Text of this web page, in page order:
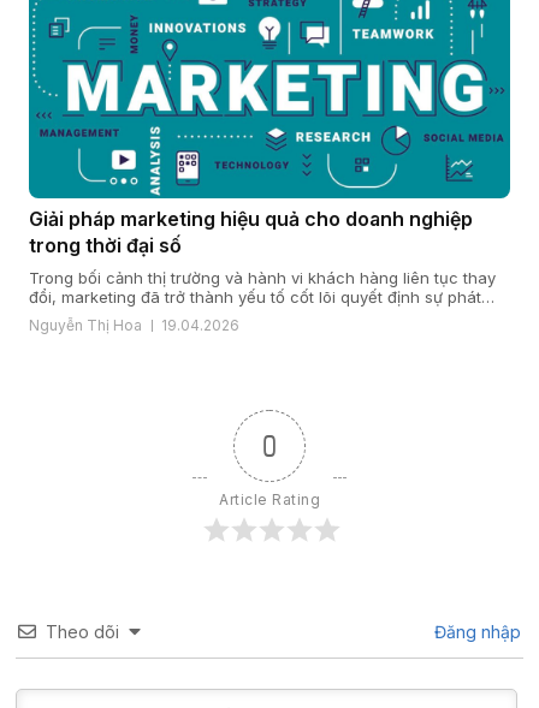
Giải pháp marketing hiệu quả cho doanh nghiệp
trong thời đại số
Trong bối cảnh thị trường và hành vi khách hàng liên tục thay
đổi, marketing đã trở thành yếu tố cốt lõi quyết định sự phát
triển của doanh nghiệp. Một giải pháp marketing hiệu quả nằm
ở cách doanh nghiệp hiểu khách hàng, xây dựng chiến lược
Nguyễn Thị Hoa 19.04.2026
0
Article Rating
Theo dõi Đăng nhập